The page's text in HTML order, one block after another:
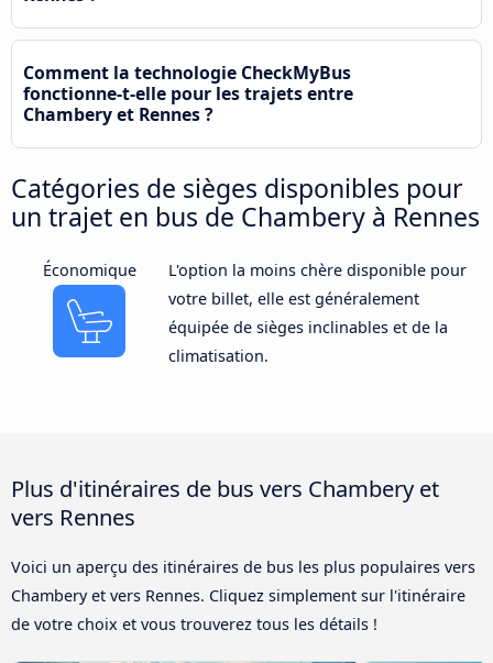
Comment la technologie CheckMyBus
fonctionne-t-elle pour les trajets entre
Chambery et Rennes ?
Catégories de sièges disponibles pour
un trajet en bus de Chambery à Rennes
Économique
L'option la moins chère disponible pour
votre billet, elle est généralement
équipée de sièges inclinables et de la
climatisation.
Plus d'itinéraires de bus vers Chambery et
vers Rennes
Voici un aperçu des itinéraires de bus les plus populaires vers
Chambery et vers Rennes. Cliquez simplement sur l'itinéraire
de votre choix et vous trouverez tous les détails !